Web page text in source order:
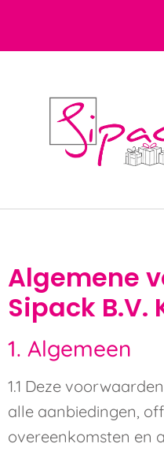
Algemene
Sipack B.V.
1. Algemeen
1.1 Deze
alle aanbiedingen,
overeenkomsten en